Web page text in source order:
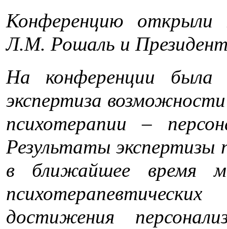
Конференцию
Л.М. Рошаль и
На конференции была
экспертиза возможности
психотерапии –
Результаты
в ближайшее время
достижения